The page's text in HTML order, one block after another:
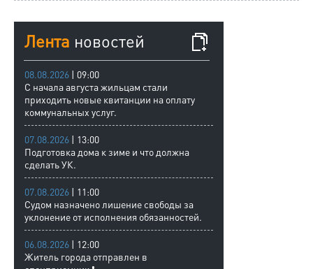
Лента новостей
08.08.2026 | 09:00
С начала августа жильцам стали
приходить новые квитанции на оплату
коммунальных услуг.
07.08.2026 | 13:00
Подготовка дома к зиме и что должна
сделать УК.
07.08.2026 | 11:00
Судом назначено лишение свободы за
уклонение от исполнения обязанностей.
06.08.2026 | 12:00
Житель города отправлен в